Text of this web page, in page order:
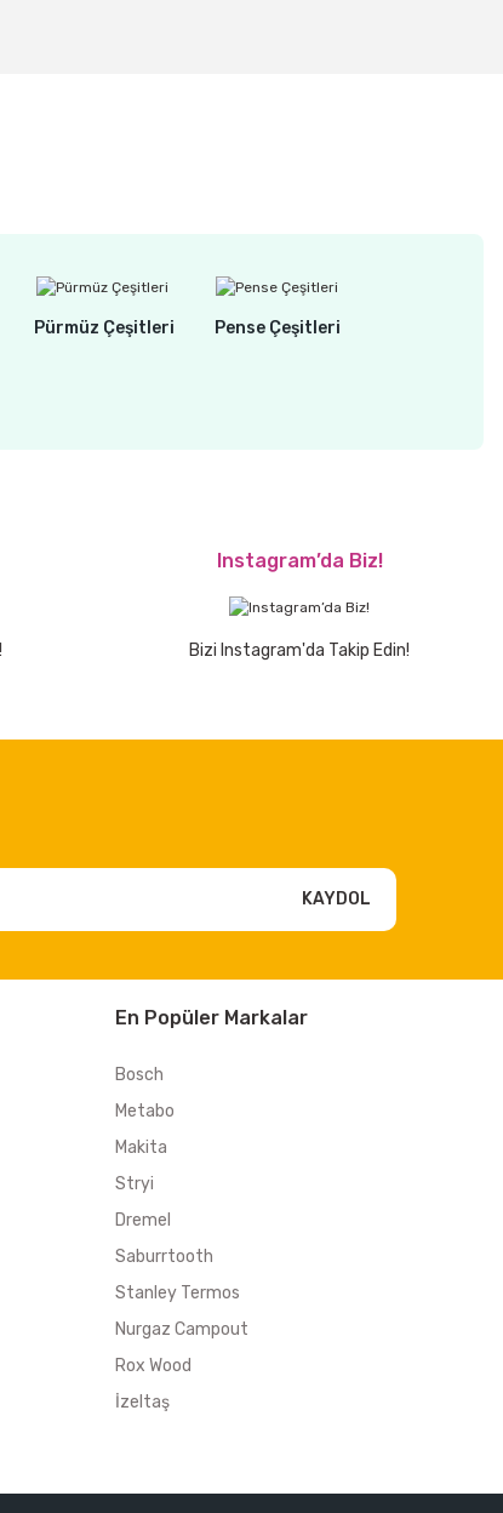
Pürmüz Çeşitleri Pense Çeşitleri
Instagram’da Biz!
Bizi Instagram'da Takip Edin!
KAYDOL
En Popüler Markalar
Bosch
Metabo
Makita
Stryi
Dremel
Saburrtooth
Stanley Termos
Nurgaz Campout
Rox Wood
İzeltaş